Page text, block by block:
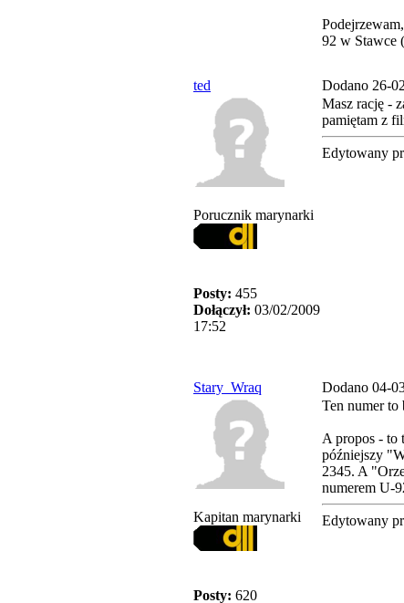
92 w Stawce
ted Dodano 26-
Porucznik marynarki
Posty: 455
Dołączył: 03/02/2009
17:52
Masz rację -
pamiętam z
Edytowany
Stary_Wraq Dodano 04-
Kapitan marynarki
Posty: 620
Ten numer to
A propos - to
późniejszy
2345. A
numerem U-
Edytowany